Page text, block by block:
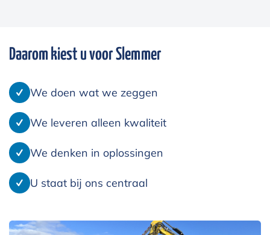
Daarom kiest u voor Slemmer
We doen wat we zeggen
We leveren alleen kwaliteit
We denken in oplossingen
U staat bij ons centraal